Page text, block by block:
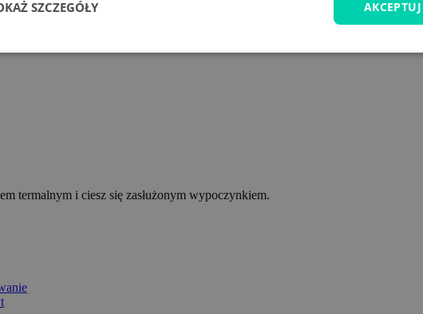
termalnym i ciesz się zasłużonym wypoczynkiem.
SZCZEGÓŁY